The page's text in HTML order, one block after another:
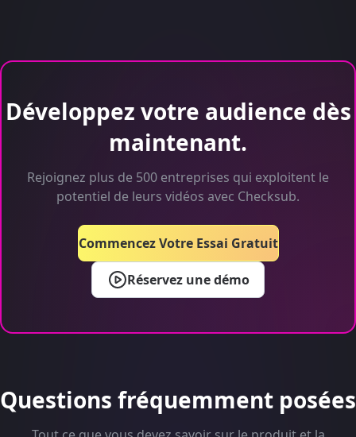
Développez votre audience dès
maintenant.
Rejoignez plus de 500 entreprises qui exploitent le
potentiel de leurs vidéos avec Checksub.
Réservez une démo
Commencez Votre Essai Gratuit
Questions fréquemment posées